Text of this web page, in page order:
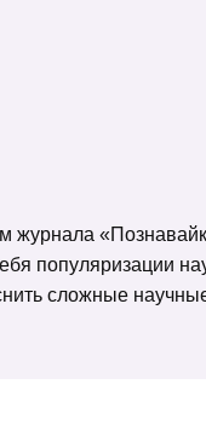
журнала
популяризации
сложные